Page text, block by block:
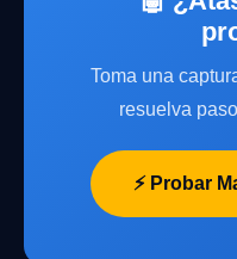
Toma una
resuelva
⚡ Probar